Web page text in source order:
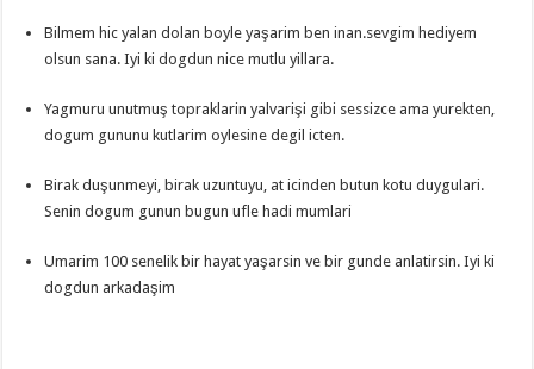
Bilmem hic yalan dolan boyle yaşarim ben inan.sevgim hediyem
olsun sana. Iyi ki dogdun nice mutlu yillara.
Yagmuru unutmuş topraklarin yalvarişi gibi sessizce ama yurekten,
dogum gununu kutlarim oylesine degil icten.
Birak duşunmeyi, birak uzuntuyu, at icinden butun kotu duygulari.
Senin dogum gunun bugun ufle hadi mumlari
Umarim 100 senelik bir hayat yaşarsin ve bir gunde anlatirsin. Iyi ki
dogdun arkadaşim